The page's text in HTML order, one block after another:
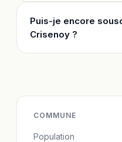
Puis-je encore
Crisenoy ?
COMMUNE
Population